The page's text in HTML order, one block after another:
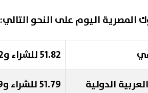
المصرية اليوم على النحو التالي:
51.82 للشراء و51.92 للبيع
الدولية
51.79 للشراء و51.89 للبيع